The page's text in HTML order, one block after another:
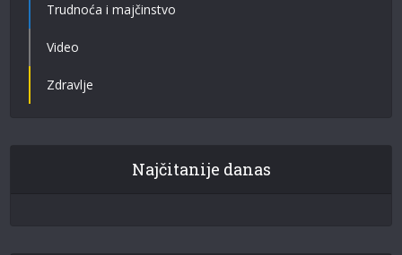
Trudnoća i majčinstvo
Video
Zdravlje
Najčitanije danas